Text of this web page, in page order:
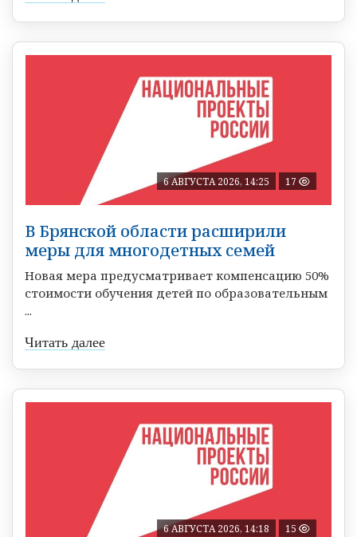
6 АВГУСТА 2026, 14:25 17
В Брянской области расширили
меры для многодетных семей
Новая мера предусматривает компенсацию 50%
стоимости обучения детей по образовательным
...
Читать далее
6 АВГУСТА 2026, 14:18 15